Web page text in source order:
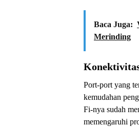
Baca Juga:
Merinding
Port-port yang
kemudahan
Fi-nya sudah
memengaruhi